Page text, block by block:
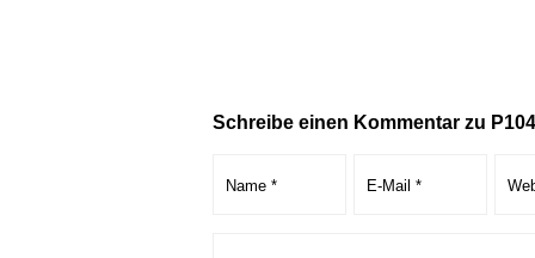
Schreibe einen Kommentar zu